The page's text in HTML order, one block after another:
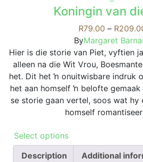
may
be
chosen
on
the
product
page
Koningin van
R79.00 – R
ByMargaret
Hier is die storie van Piet, vyftien
alleen na die Wit Vrou,
het. Dit het ŉ onuitwisbare indruk
het aan homself ŉ belofte
se storie gaan vertel, soos wat hy
homself
Select options
product
has
Description Additional